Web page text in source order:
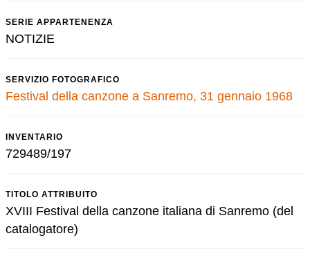
SERIE APPARTENENZA
NOTIZIE
SERVIZIO FOTOGRAFICO
Festival della canzone a Sanremo, 31 gennaio 1968
INVENTARIO
729489/197
TITOLO ATTRIBUITO
XVIII Festival della canzone italiana di Sanremo (del
catalogatore)